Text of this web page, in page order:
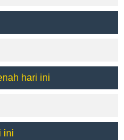
hari ini
ini